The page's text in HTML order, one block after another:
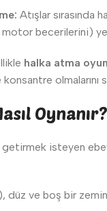
Atışlar sırasında
becerilerini)
halka atma
olmalarını
isteyen
düz ve boş bir